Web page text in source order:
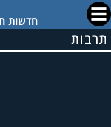
חדשות
תרבות